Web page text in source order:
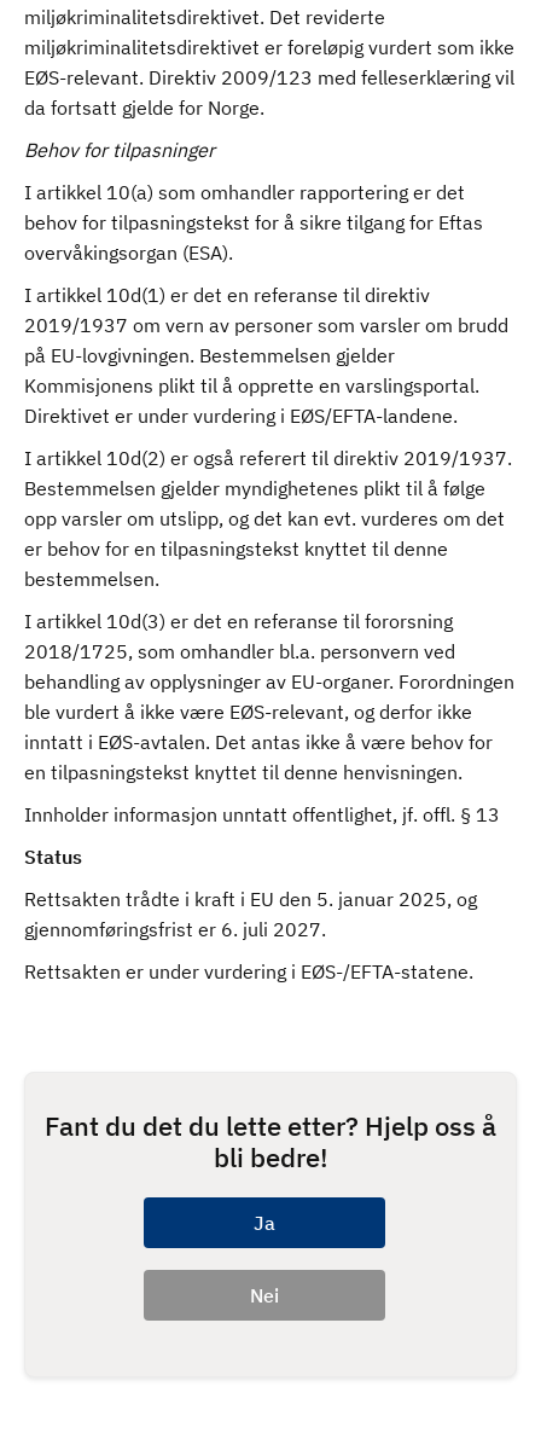
miljøkriminalitetsdirektivet. Det reviderte
miljøkriminalitetsdirektivet er foreløpig vurdert som ikke
EØS-relevant. Direktiv 2009/123 med felleserklæring vil
da fortsatt gjelde for Norge.
Behov for tilpasninger
I artikkel 10(a) som omhandler rapportering er det
behov for tilpasningstekst for å sikre tilgang for Eftas
overvåkingsorgan (ESA).
I artikkel 10d(1) er det en referanse til direktiv
2019/1937 om vern av personer som varsler om brudd
på EU-lovgivningen. Bestemmelsen gjelder
Kommisjonens plikt til å opprette en varslingsportal.
Direktivet er under vurdering i EØS/EFTA-landene.
I artikkel 10d(2) er også referert til direktiv 2019/1937.
Bestemmelsen gjelder myndighetenes plikt til å følge
opp varsler om utslipp, og det kan evt. vurderes om det
er behov for en tilpasningstekst knyttet til denne
bestemmelsen.
I artikkel 10d(3) er det en referanse til fororsning
2018/1725, som omhandler bl.a. personvern ved
behandling av opplysninger av EU-organer. Forordningen
ble vurdert å ikke være EØS-relevant, og derfor ikke
inntatt i EØS-avtalen. Det antas ikke å være behov for
en tilpasningstekst knyttet til denne henvisningen.
Innholder informasjon unntatt offentlighet, jf. offl. § 13
Status
Rettsakten trådte i kraft i EU den 5. januar 2025, og
gjennomføringsfrist er 6. juli 2027.
Rettsakten er under vurdering i EØS-/EFTA-statene.
Fant du det du lette etter? Hjelp oss å
bli bedre!